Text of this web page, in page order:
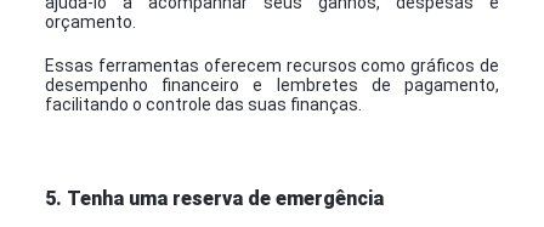
orçamento.
Essas ferramentas oferecem recursos como gráficos de
desempenho financeiro e lembretes de pagamento,
facilitando o controle das suas finanças.
5. Tenha uma reserva de emergência